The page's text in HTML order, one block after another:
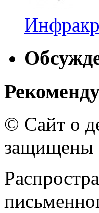
© Сайт о
защищены